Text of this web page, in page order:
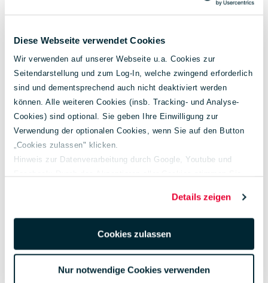
Diese Webseite verwendet Cookies
Wir verwenden auf unserer Webseite u.a. Cookies zur
Seitendarstellung und zum Log-In, welche zwingend erforderlich
sind und dementsprechend auch nicht deaktiviert werden
können. Alle weiteren Cookies (insb. Tracking- und Analyse-
Cookies) sind optional. Sie geben Ihre Einwilligung zur
Verwendung der optionalen Cookies, wenn Sie auf den Button
„Cookies zulassen" klicken.
Hinweis zur Datenverarbeitung durch Google, Youtube und
DSGVO zur Übermittlung in die USA zu. Hierbei besteht das
Risiko, dass Ihre Daten u. U. von US-Behörden zu Kontroll- und
Überwachungs-zwecken verarbeitet werden.
Details zeigen
Cookies zulassen
Nur notwendige Cookies verwenden
Energieverbrauch
kombiniert:
E
Weitere Fahrzeugangebote